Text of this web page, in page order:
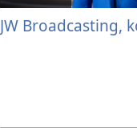
JW Broadcasting,